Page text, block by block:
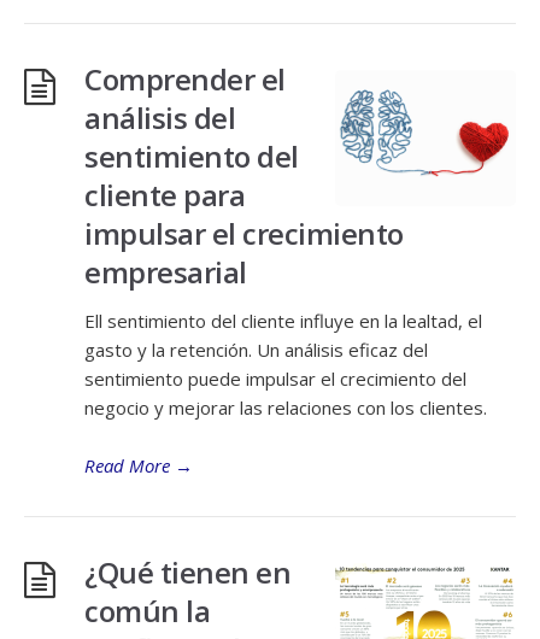
Comprender el
análisis del
sentimiento del
cliente para
impulsar el crecimiento
empresarial
Ell sentimiento del cliente influye en la lealtad, el
gasto y la retención. Un análisis eficaz del
sentimiento puede impulsar el crecimiento del
negocio y mejorar las relaciones con los clientes.
Read More →
¿Qué tienen en
común la